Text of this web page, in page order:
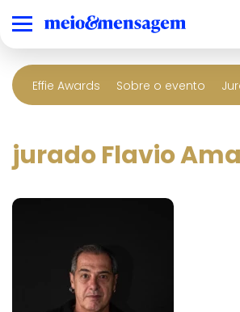
Effie Awards Sobre o evento
jurado Flavio